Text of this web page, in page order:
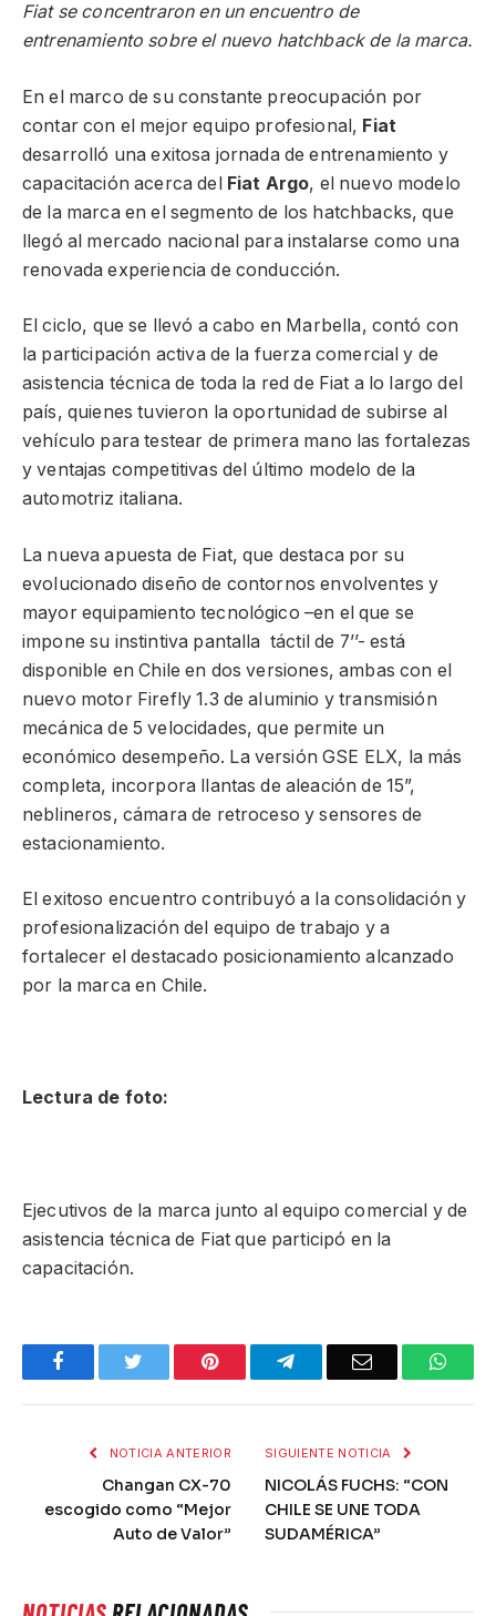
Fiat se concentraron en un encuentro de
entrenamiento sobre el nuevo hatchback de la marca.
En el marco de su constante preocupación por
contar con el mejor equipo profesional, Fiat
desarrolló una exitosa jornada de entrenamiento y
capacitación acerca del Fiat Argo, el nuevo modelo
de la marca en el segmento de los hatchbacks, que
llegó al mercado nacional para instalarse como una
renovada experiencia de conducción.
El ciclo, que se llevó a cabo en Marbella, contó con
la participación activa de la fuerza comercial y de
asistencia técnica de toda la red de Fiat a lo largo del
país, quienes tuvieron la oportunidad de subirse al
vehículo para testear de primera mano las fortalezas
y ventajas competitivas del último modelo de la
automotriz italiana.
La nueva apuesta de Fiat, que destaca por su
evolucionado diseño de contornos envolventes y
mayor equipamiento tecnológico –en el que se
impone su instintiva pantalla táctil de 7’’- está
disponible en Chile en dos versiones, ambas con el
nuevo motor Firefly 1.3 de aluminio y transmisión
mecánica de 5 velocidades, que permite un
económico desempeño. La versión GSE ELX, la más
completa, incorpora llantas de aleación de 15”,
neblineros, cámara de retroceso y sensores de
estacionamiento.
El exitoso encuentro contribuyó a la consolidación y
profesionalización del equipo de trabajo y a
fortalecer el destacado posicionamiento alcanzado
por la marca en Chile.
Lectura de foto:
Ejecutivos de la marca junto al equipo comercial y de
asistencia técnica de Fiat que participó en la
capacitación.
Facebook Pinterest TelegramEmail
NOTICIA ANTERIOR
Changan CX-70
escogido como “Mejor
Auto de Valor”
SIGUIENTE NOTICIA
NICOLÁS FUCHS: “CON
CHILE SE UNE TODA
SUDAMÉRICA”